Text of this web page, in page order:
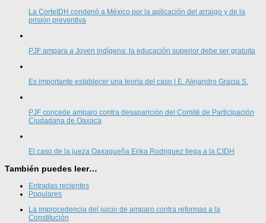
La CorteIDH condenó a México por la aplicación del arraigo y de la
prisión preventiva
PJF ampara a Joven indígena: la educación superior debe ser gratuita
Es importante establecer una teoría del caso | E. Alejandro Gracia S.
PJF concede amparo contra desaparición del Comité de Participación
Ciudadana de Oaxaca
El caso de la jueza Oaxaqueña Erika Rodriguez llega a la CIDH
También puedes leer…
Entradas recientes
Populares
La improcedencia del juicio de amparo contra reformas a la
Constitución